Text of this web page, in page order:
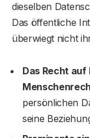
dieselben
Das öffentliche
überwiegt nicht
Das Recht
persönlichen
seine